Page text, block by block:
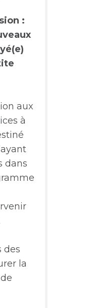
:
aux
à
dans
des
la